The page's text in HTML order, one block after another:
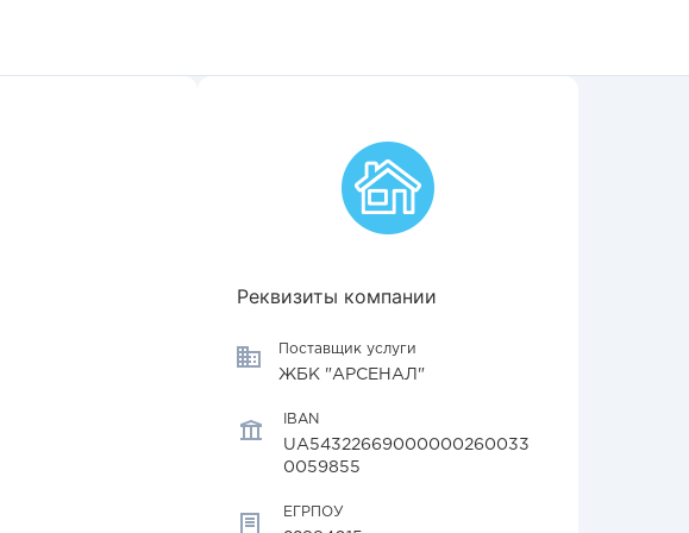
Реквизиты компании
Поставщик услуги
ЖБК "АРСЕНАЛ"
IBAN
UA54322669000000260033
0059855
ЕГРПОУ